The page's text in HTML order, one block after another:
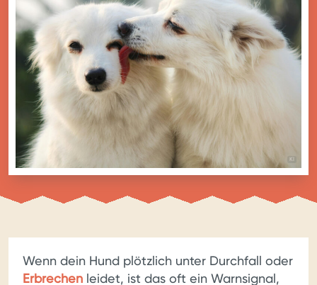
KI
Wenn dein Hund plötzlich unter Durchfall oder
Erbrechen leidet, ist das oft ein Warnsignal,